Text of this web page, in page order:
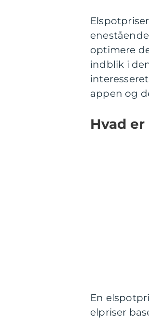
optimere
indblik i
appen og
Hvad
En
elpriser